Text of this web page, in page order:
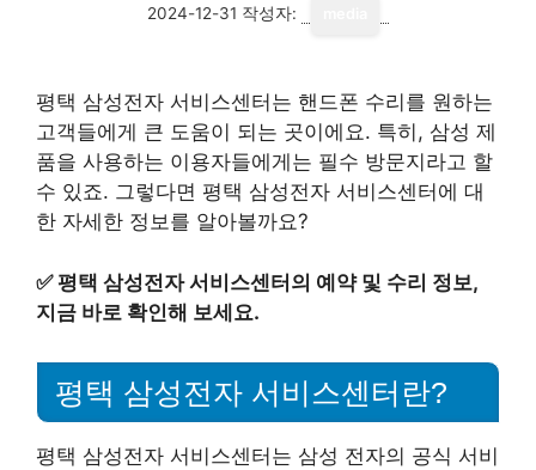
2024-12-31 작성자:
평택 삼성전자 서비스센터는 핸드폰 수리를 원하는
고객들에게 큰 도움이 되는 곳이에요. 특히, 삼성 제
품을 사용하는 이용자들에게는 필수 방문지라고 할
수 있죠. 그렇다면 평택 삼성전자 서비스센터에 대
한 자세한 정보를 알아볼까요?
✅평택 삼성전자 서비스센터의 예약 및 수리 정보,
지금 바로 확인해 보세요.
평택 삼성전자 서비스센터란?
평택 삼성전자 서비스센터는 삼성 전자의 공식 서비